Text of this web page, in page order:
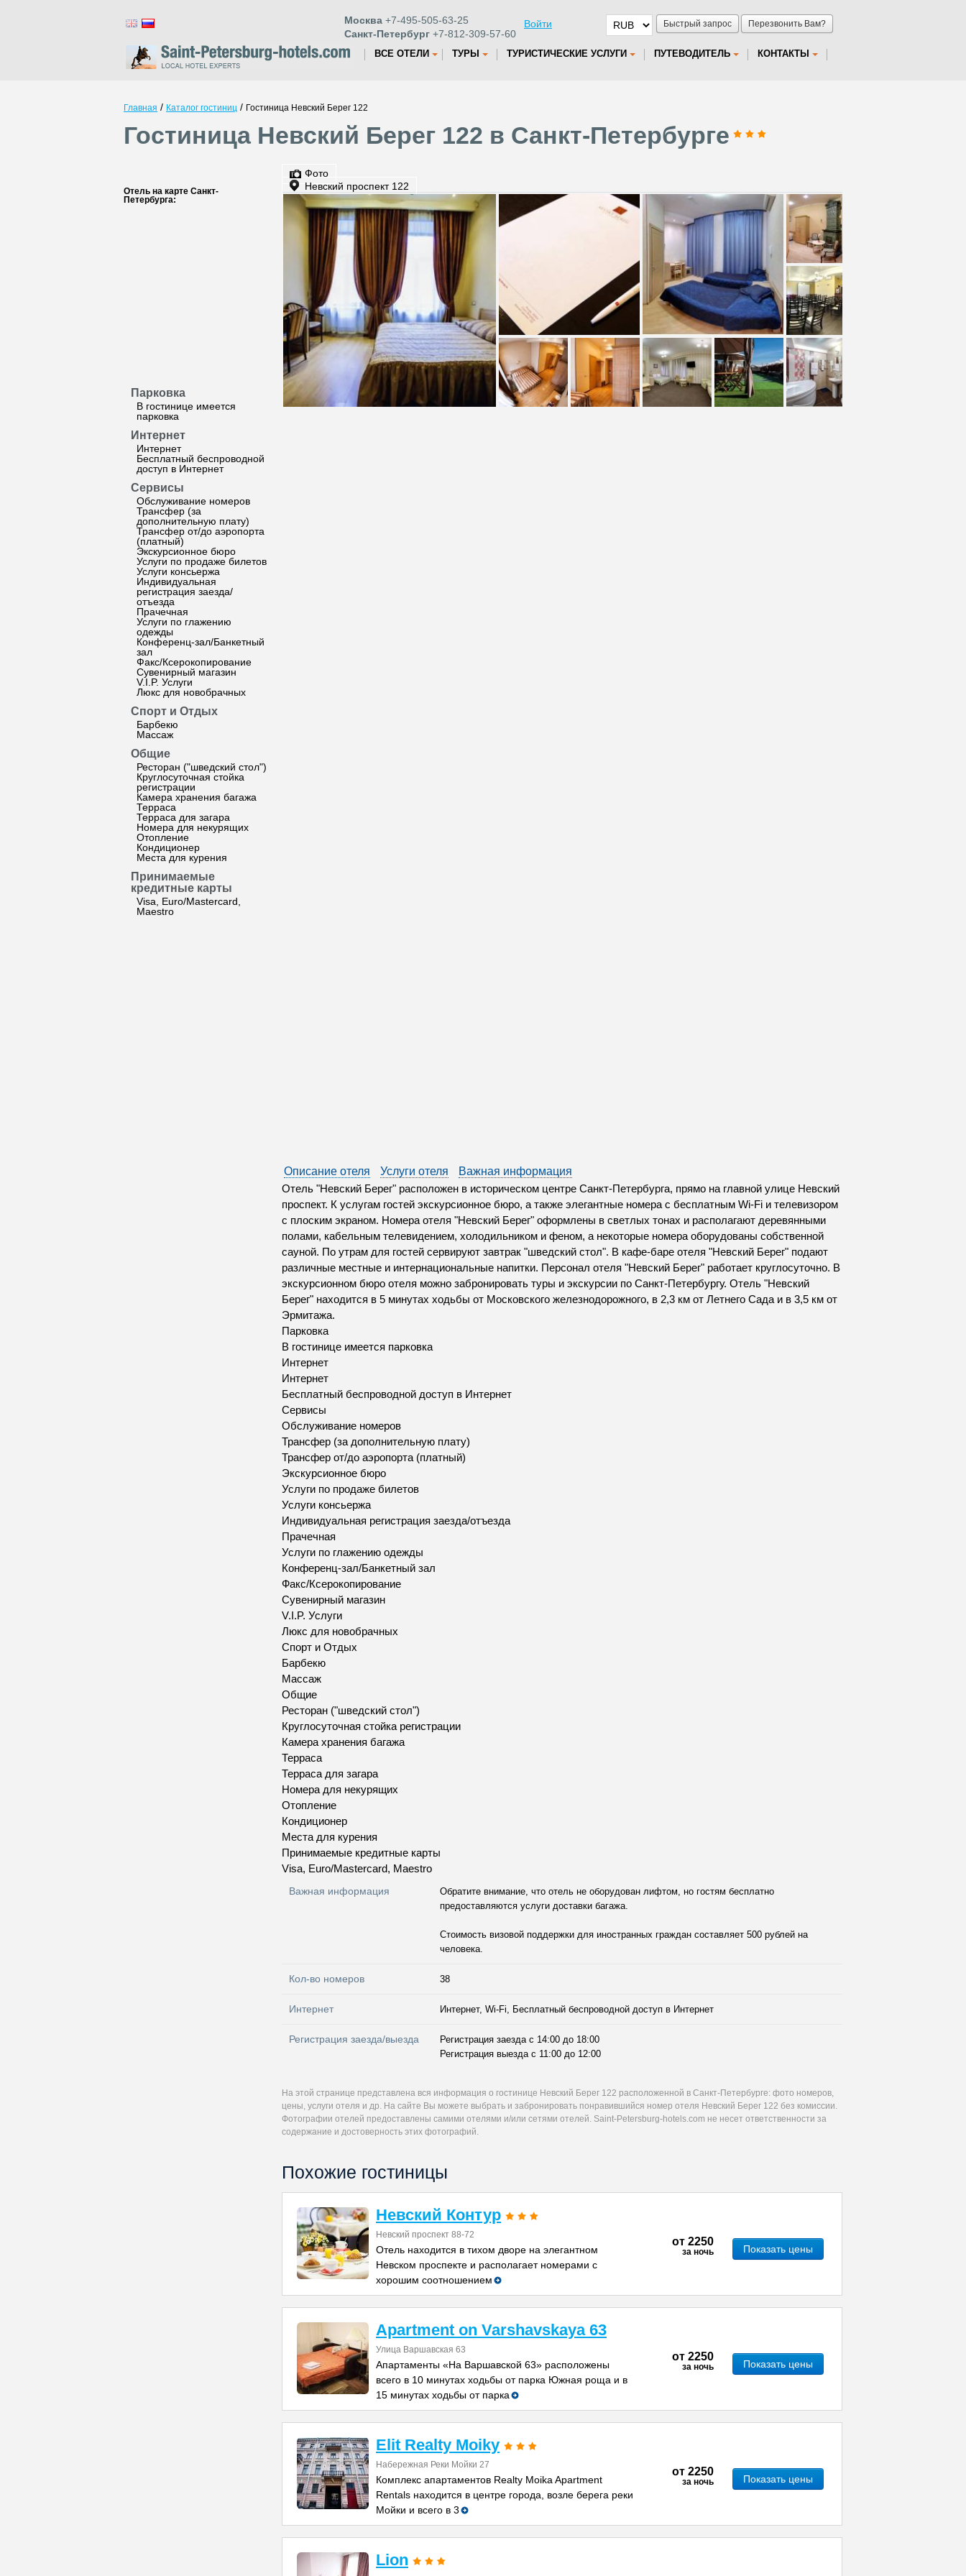
Быстрый запрос Перезвонить Вам?
Москва +7-495-505-63-25
Санкт-Петербург +7-812-309-57-60
Войти
ВСЕ ОТЕЛИ ТУРЫ ТУРИСТИЧЕСКИЕ УСЛУГИ ПУТЕВОДИТЕЛЬ КОНТАКТЫ
Главная / Каталог гостиниц / Гостиница Невский Берег 122
Гостиница Невский Берег 122 в Санкт-Петербурге
Отель на карте Санкт-
Петербурга:
Парковка
В гостинице имеется
парковка
Интернет
Интернет
Бесплатный беспроводной
доступ в Интернет
Сервисы
Обслуживание номеров
Трансфер (за
дополнительную плату)
Трансфер от/до аэропорта
(платный)
Экскурсионное бюро
Услуги по продаже билетов
Услуги консьержа
Индивидуальная
регистрация заезда/
отъезда
Прачечная
Услуги по глажению
одежды
Конференц-зал/Банкетный
зал
Факс/Ксерокопирование
Сувенирный магазин
V.I.P. Услуги
Люкс для новобрачных
Спорт и Отдых
Барбекю
Массаж
Общие
Ресторан ("шведский стол")
Круглосуточная стойка
регистрации
Камера хранения багажа
Терраса
Терраса для загара
Номера для некурящих
Отопление
Кондиционер
Места для курения
Принимаемые
кредитные карты
Visa, Euro/Mastercard,
Maestro
Фото
Невский проспект 122
Описание отеля Услуги отеля
Важная информация
Отель "Невский Берег" расположен в историческом центре Санкт-Петербурга, прямо на главной улице Невский
проспект. К услугам гостей экскурсионное бюро, а также элегантные номера с бесплатным Wi-Fi и телевизором
с плоским экраном. Номера отеля "Невский Берег" оформлены в светлых тонах и располагают деревянными
полами, кабельным телевидением, холодильником и феном, а некоторые номера оборудованы собственной
сауной. По утрам для гостей сервируют завтрак "шведский стол". В кафе-баре отеля "Невский Берег" подают
различные местные и интернациональные напитки. Персонал отеля "Невский Берег" работает круглосуточно. В
экскурсионном бюро отеля можно забронировать туры и экскурсии по Санкт-Петербургу. Отель "Невский
Берег" находится в 5 минутах ходьбы от Московского железнодорожного, в 2,3 км от Летнего Сада и в 3,5 км от
Эрмитажа.
Парковка
В гостинице имеется парковка
Интернет
Интернет
Бесплатный беспроводной доступ в Интернет
Сервисы
Обслуживание номеров
Трансфер (за дополнительную плату)
Трансфер от/до аэропорта (платный)
Экскурсионное бюро
Услуги по продаже билетов
Услуги консьержа
Индивидуальная регистрация заезда/отъезда
Прачечная
Услуги по глажению одежды
Конференц-зал/Банкетный зал
Факс/Ксерокопирование
Сувенирный магазин
V.I.P. Услуги
Люкс для новобрачных
Спорт и Отдых
Барбекю
Массаж
Общие
Ресторан ("шведский стол")
Круглосуточная стойка регистрации
Камера хранения багажа
Терраса
Терраса для загара
Номера для некурящих
Отопление
Кондиционер
Места для курения
Принимаемые кредитные карты
Visa, Euro/Mastercard, Maestro
Важная информация
Обратите внимание, что отель не оборудован лифтом, но гостям бесплатно
предоставляются услуги доставки багажа.
Стоимость визовой поддержки для иностранных граждан составляет 500 рублей на
человека.
Кол-во номеров 38
Интернет Интернет, Wi-Fi, Бесплатный беспроводной доступ в Интернет
Регистрация заезда/выезда
Регистрация заезда с 14:00 до 18:00
Регистрация выезда с 11:00 до 12:00
На этой странице представлена вся информация о гостинице Невский Берег 122 расположенной в Санкт-Петербурге: фото номеров,
цены, услуги отеля и др. На сайте Вы можете выбрать и забронировать понравившийся номер отеля Невский Берег 122 без комиссии.
Фотографии отелей предоставлены самими отелями и/или сетями отелей. Saint-Petersburg-hotels.com не несет ответственности за
содержание и достоверность этих фотографий.
Похожие гостиницы
Невский Контур
Невский проспект 88-72
Отель находится в тихом дворе на элегантном
Невском проспекте и располагает номерами с
хорошим соотношением
от 2250
за ночь Показать цены
Apartment on Varshavskaya 63
Улица Варшавская 63
Апартаменты «На Варшавской 63» расположены
всего в 10 минутах ходьбы от парка Южная роща и в
15 минутах ходьбы от парка
от 2250
за ночь Показать цены
Elit Realty Moiky
Набережная Реки Мойки 27
Комплекс апартаментов Realty Moika Apartment
Rentals находится в центре города, возле берега реки
Мойки и всего в 3
от 2250
за ночь Показать цены
Lion